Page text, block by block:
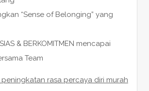
“Sense of Belonging” yang
& BERKOMITMEN mencapai
Team
rasa percaya diri murah